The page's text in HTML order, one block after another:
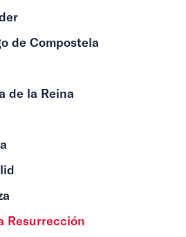
de Compostela
de la Reina
Resurrección